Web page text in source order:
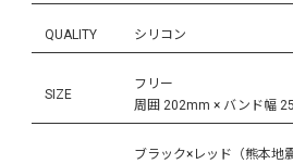
QUALITY シリコン
SIZE
フリー
周囲 202mm × バンド幅
ブラック×レッド（熊本地